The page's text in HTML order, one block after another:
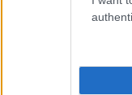
mettere a dura
di
e intervenire